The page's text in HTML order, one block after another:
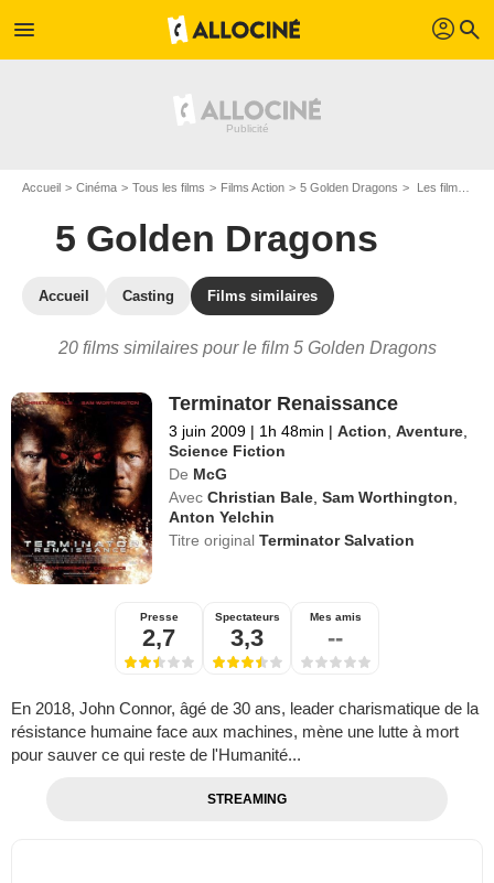
menu profil search
Accueil Cinéma Tous les films Films Action 5 Golden Dragons Les films similaires à "5 Golden Dragons"
5 Golden Dragons
Accueil Casting Films similaires
20 films similaires pour le film 5 Golden Dragons
Terminator Renaissance
3 juin 2009 | 1h 48min | Action ,Aventure
Science Fiction
De McG
Avec Christian Bale ,Sam Worthington
Anton Yelchin
Titre originalTerminator Salvation
Presse
2,7
Spectateurs
3,3
Mes amis
--
En 2018, John Connor, âgé de 30 ans, leader charismatique de la
résistance humaine face aux machines, mène une lutte à mort
pour sauver ce qui reste de l'Humanité...
STREAMING